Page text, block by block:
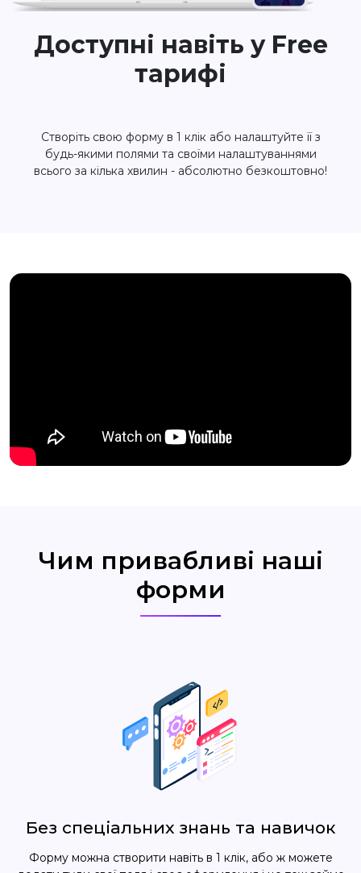
Доступні навіть у Free
тарифі
Створіть свою форму в 1 клік або налаштуйте її з
будь-якими полями та своїми налаштуваннями
всього за кілька хвилин - абсолютно безкоштовно!
Чим привабливі наші
форми
Без спеціальних знань та навичок
Форму можна створити навіть в 1 клік, або ж можете